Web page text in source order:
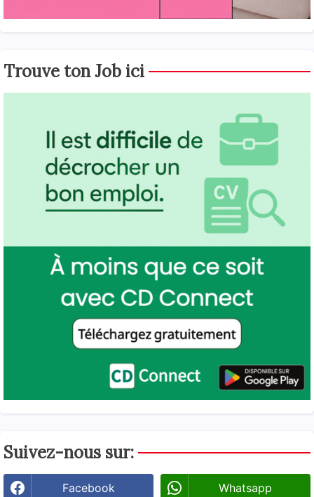
Trouve ton Job ici
Suivez-nous sur:
Facebook Whatsapp